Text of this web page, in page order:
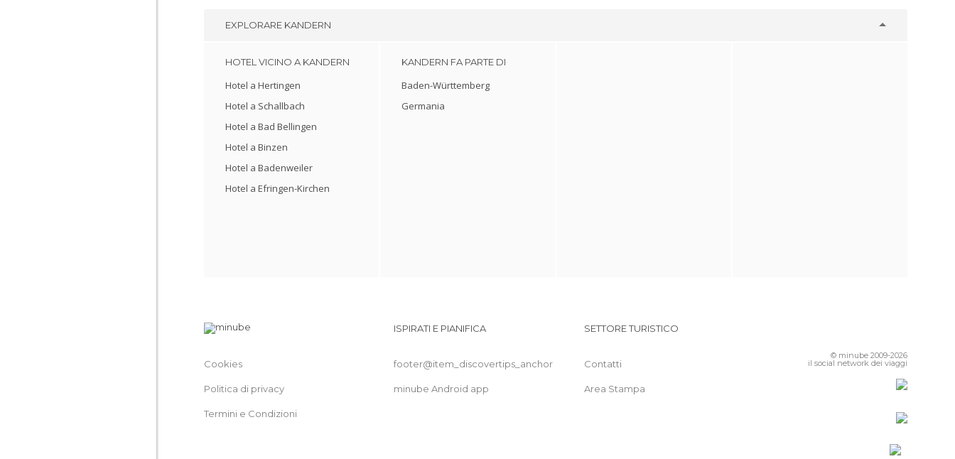
EXPLORARE KANDERN
HOTEL VICINO A KANDERN
Hotel a Hertingen
Hotel a Schallbach
Hotel a Bad Bellingen
Hotel a Binzen
Hotel a Badenweiler
Hotel a Efringen-Kirchen
KANDERN FA PARTE DI
Baden-Württemberg
Germania
Cookies
Politica di privacy
Termini e Condizioni
ISPIRATI E PIANIFICA
footer@item_discovertips_anchor
minube Android app
SETTORE TURISTICO
Contatti
Area Stampa
© minube 2009-2026
il social network dei viaggi